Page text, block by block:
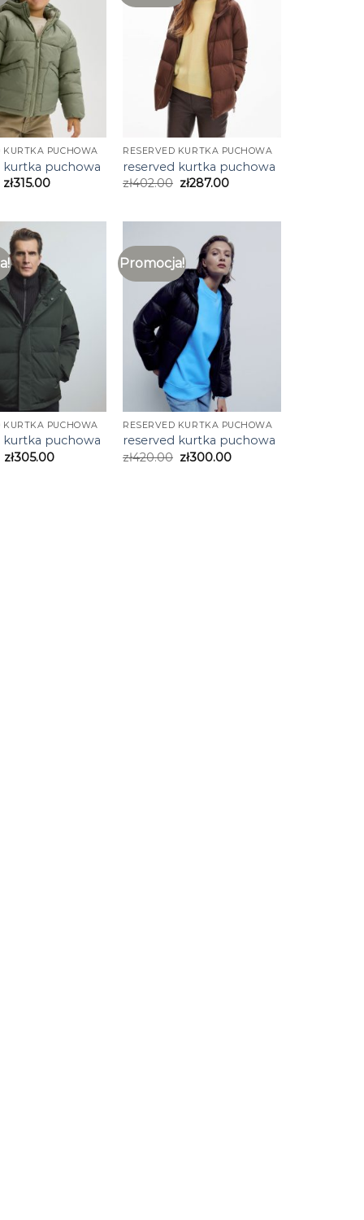
KURTKA PUCHOWA
kurtka puchowa
zł315.00
RESERVED KURTKA PUCHOWA
reserved kurtka puchowa
zł402.00 zł287.00
KURTKA PUCHOWA
kurtka puchowa
zł305.00
Promocja!
RESERVED KURTKA PUCHOWA
reserved kurtka puchowa
zł420.00 zł300.00